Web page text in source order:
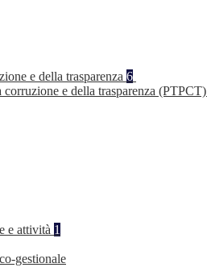
e della trasparenza 6
e della trasparenza (PTPCT)
e attività 1
gestionale